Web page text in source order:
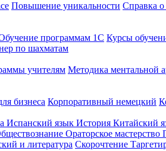
Повышение уникальности Справка о
программам 1С Курсы
по шахматам
учителям Методика ментальной
бизнеса Корпоративный немецкий
Испанский язык История Китайский
Ораторское мастерство
и литература Скорочтение